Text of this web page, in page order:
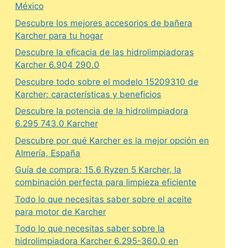
México
Descubre los mejores accesorios de bañera
Karcher para tu hogar
Descubre la eficacia de las hidrolimpiadoras
Karcher 6.904 290.0
Descubre todo sobre el modelo 15209310 de
Karcher: características y beneficios
Descubre la potencia de la hidrolimpiadora
6.295 743.0 Karcher
Descubre por qué Karcher es la mejor opción en
Almería, España
Guía de compra: 15.6 Ryzen 5 Karcher, la
combinación perfecta para limpieza eficiente
Todo lo que necesitas saber sobre el aceite
para motor de Karcher
Todo lo que necesitas saber sobre la
hidrolimpiadora Karcher 6.295-360.0 en